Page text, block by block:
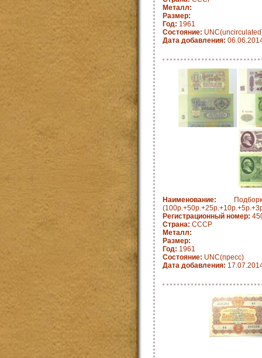
Металл:
Размер:
Год: 1961
Состояние:
Дата добавления:
Наименование:
Регистрационный номер:
Страна: СССР
Металл:
Размер:
Год: 1961
Состояние: UNC(пресс)
Дата добавления: